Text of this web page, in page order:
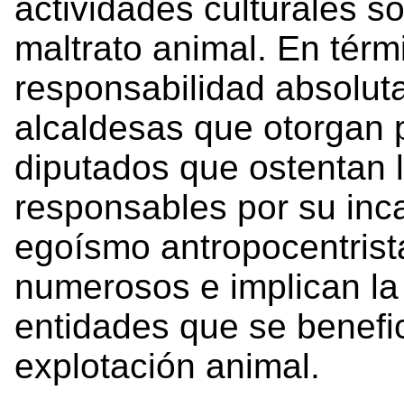
actividades culturales
maltrato animal. En
responsabilidad
alcaldesas que otorgan
diputados que ostentan
responsables por su
egoísmo
numerosos e implican
entidades que se
explotación animal.